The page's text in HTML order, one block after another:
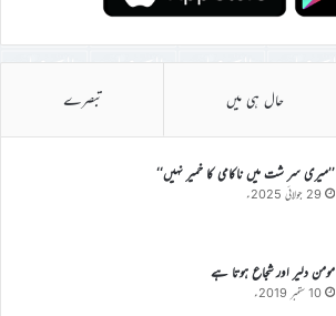
حال ہی میں تبصرے
’’میری سر شت میں ناکامی کا خمیر نہیں‘‘
29 جولائی 2025ء
مومن دلیر اور شجاع ہوتا ہے
10 ستمبر 2019ء